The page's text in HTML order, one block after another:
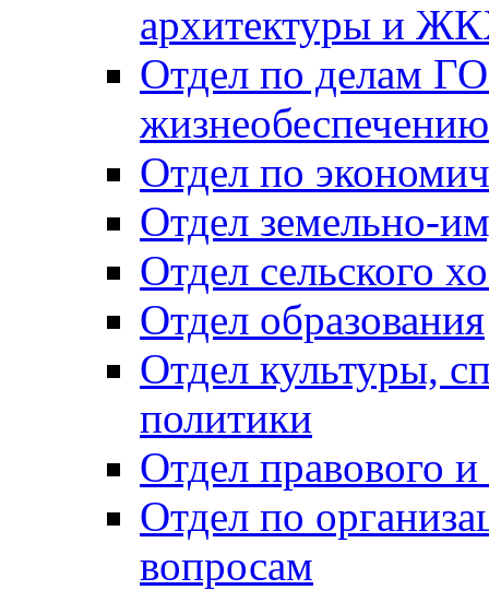
архитектуры и
Отдел по делам
Отдел по
Отдел земельно-
Отдел сельского
Отдел образования
Отдел культуры,
политики
Отдел правового
Отдел по
вопросам